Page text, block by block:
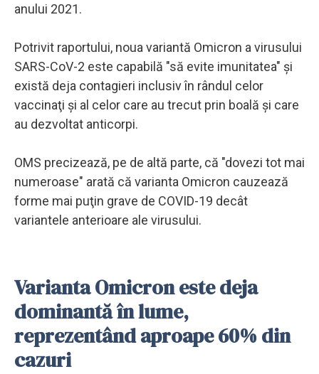
anului 2021.
Potrivit raportului, noua variantă Omicron a virusului
SARS-CoV-2 este capabilă "să evite imunitatea" şi
există deja contagieri inclusiv în rândul celor
vaccinaţi şi al celor care au trecut prin boală şi care
au dezvoltat anticorpi.
OMS precizează, pe de altă parte, că "dovezi tot mai
numeroase" arată că varianta Omicron cauzează
forme mai puţin grave de COVID-19 decât
variantele anterioare ale virusului.
Varianta Omicron este deja
dominantă în lume,
reprezentând aproape 60% din
cazuri